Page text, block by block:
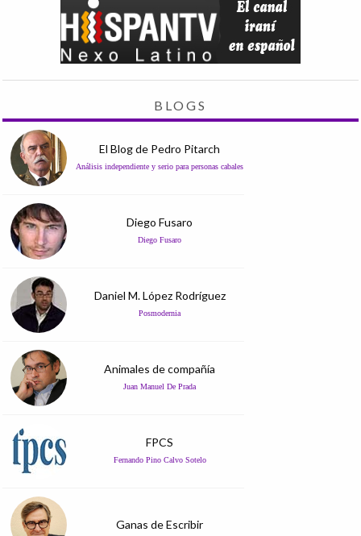
BLOGS
El Blog de Pedro Pitarch
Análisis independiente y serio para personas cabales
Diego Fusaro
Diego Fusaro
Daniel M. López Rodríguez
Posmodernia
Animales de compañía
Juan Manuel De Prada
FPCS
Fernando Pino Calvo Sotelo
Ganas de Escribir